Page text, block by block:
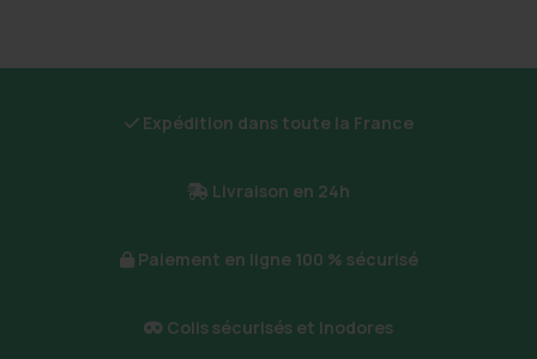
Expédition dans toute la France
Livraison en 24h
Paiement en ligne 100 % sécurisé
Colis sécurisés et inodores